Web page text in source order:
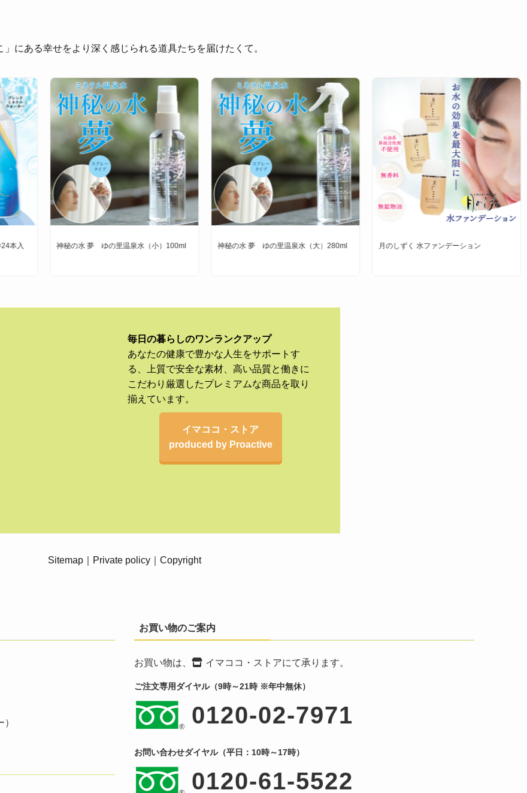
にある幸せをより深く感じられる道具たちを届けたくて。
本入 神秘の水 夢 ゆの里温泉水（小）100ml 神秘の水 夢 ゆの里温泉水（大）280ml 月のしずく 水ファンデーション
毎日の暮らしのワンランクアップ
あなたの健康で豊かな人生をサポートす
る、上質で安全な素材、高い品質と働きに
こだわり厳選したプレミアムな商品を取り
揃えています。
イマココ・ストア
produced by Proactive
Sitemap Private policy Copyright
お買い物のご案内
お買い物は、 イマココ・ストアにて承ります。
ご注文専用ダイヤル（9時～21時 ※年中無休）
0120-02-7971
お問い合わせダイヤル（平日：10時～17時）
0120-61-5522